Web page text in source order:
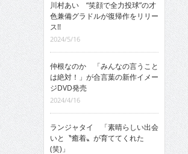
川村あい “笑顔で全力投球”の才
色兼備グラドルが復帰作をリリー
ス!!
2024/5/16
仲根なのか 「みんなの言うこと
は絶対！」が合言葉の新作イメー
ジDVD発売
2024/4/16
ランジャタイ 「素晴らしい出会
いと〝癒着〟が育ててくれた
(笑)」